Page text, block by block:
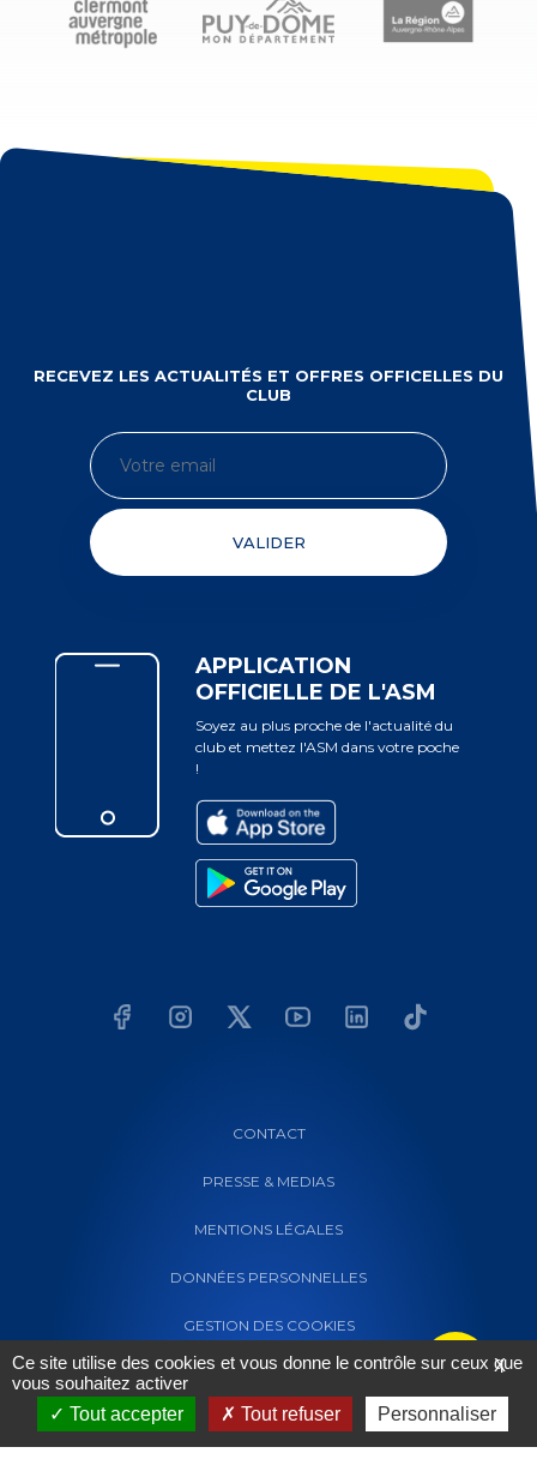
RECEVEZ LES ACTUALITÉS ET OFFRES OFFICELLES DU
CLUB
VALIDER
APPLICATION
OFFICIELLE DE L'ASM
Soyez au plus proche de l'actualité du
club et mettez l'ASM dans votre poche
!
CONTACT
PRESSE & MEDIAS
MENTIONS LÉGALES
DONNÉES PERSONNELLES
GESTION DES COOKIES
X
Ce site utilise des cookies et vous donne le contrôle sur ceux que
vous souhaitez activer
Tout accepter
Tout refuser Personnaliser